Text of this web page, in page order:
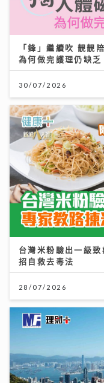
「鋒」繼續吹 靚靚
為何做完護理仍缺
30/07/2026
台灣米粉驗出一級
招自救去毒法
28/07/2026